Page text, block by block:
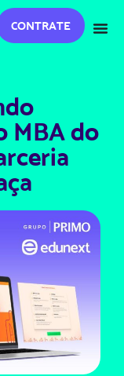
CONTRATE
MBA do